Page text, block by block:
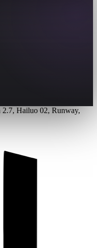
2.7, Hailuo 02, Runway,